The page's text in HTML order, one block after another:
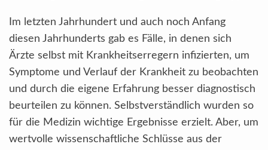
Im letzten Jahrhundert und auch noch Anfang
diesen Jahrhunderts gab es Fälle, in denen sich
Ärzte selbst mit Krankheitserregern infizierten, um
Symptome und Verlauf der Krankheit zu beobachten
und durch die eigene Erfahrung besser diagnostisch
beurteilen zu können. Selbstverständlich wurden so
für die Medizin wichtige Ergebnisse erzielt. Aber, um
wertvolle wissenschaftliche Schlüsse aus der